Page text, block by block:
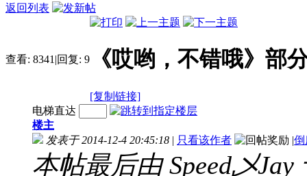
返回列表
查看: 8341 |回复: 9 《哎哟，不错哦》部
[复制链接]
电梯直达
楼主
发表于 2014-12-4 20:45:18 | 只看该作者 |倒
本帖最后由 Speed乄